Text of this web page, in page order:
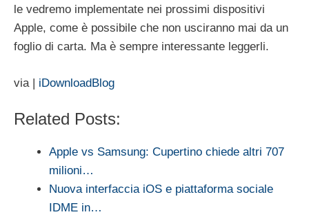
le vedremo implementate nei prossimi dispositivi
Apple, come è possibile che non usciranno mai da un
foglio di carta. Ma è sempre interessante leggerli.
via | iDownloadBlog
Related Posts:
Apple vs Samsung: Cupertino chiede altri 707
milioni…
Nuova interfaccia iOS e piattaforma sociale
IDME in…